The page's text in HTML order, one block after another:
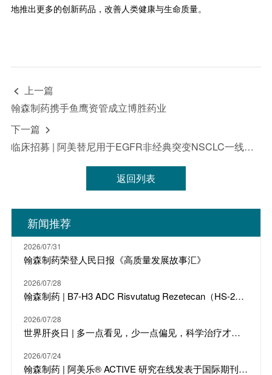
地推出更多的创新药品，改善人类健康与生命质量。
 上一篇
翰森制药携手鱼鹰资管成立博胜药业
下一篇 
临床招募 | 阿美替尼用于EGFR非经典突变NSCLC一线治疗受试者招募
返回列表
新闻推荐
2026/07/31
翰森制药荣登人民日报《高质量发展故事汇》
2026/07/28
翰森制药 | B7-H3 ADC Risvutatug Rezetecan（HS-20093）骨肉瘤III期临床ARTEMIS-011达到IRC-PFS主要终点
2026/07/28
世界肝炎日 | 多一点看见，少一点偏见，科学治疗才是打败乙肝的最强答案
2026/07/24
翰森制药 | 阿美乐® ACTIVE 研究在线发表于国际期刊 JTO